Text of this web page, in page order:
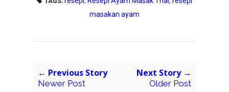
masakan ayam
← Previous Story
Newer Post
Next Story →
Older Post